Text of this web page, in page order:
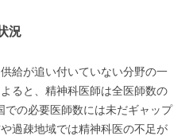
況
給が追い付いていない分野の一
ると、精神科医師は全医師数の
での必要医師数には未だギャップ
過疎地域では精神科医の不足が